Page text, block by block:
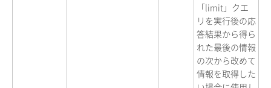
「limit」クエ
リを実行後の応
答結果から得ら
れた最後の情報
の次から改めて
情報を取得した